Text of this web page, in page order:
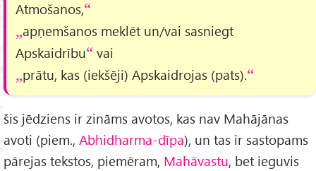
Atmošanos,
apņemšanos meklēt un/vai sasniegt
Apskaidrību
vai
prātu, kas (iekšēji) Apskaidrojas (pats).
šis jēdziens ir zināms avotos, kas nav Mahājānas
avoti (piem., Abhidharma-dīpa), un tas ir sastopams
pārejas tekstos, piemēram, Mahāvastu, bet ieguvis